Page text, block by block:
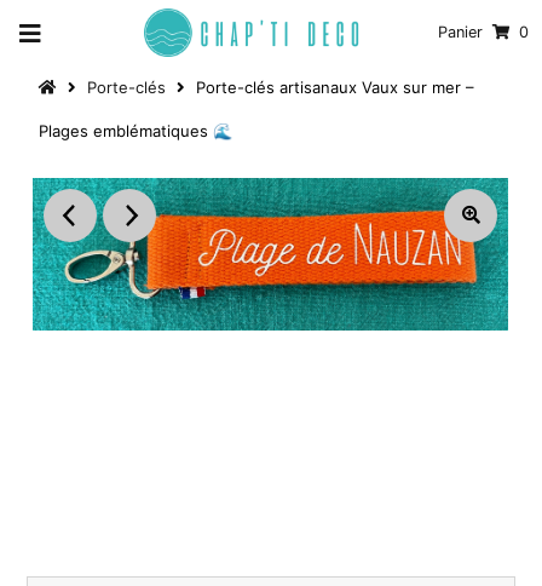
Panier 0
Porte-clés Porte-clés artisanaux Vaux sur mer –
Plages emblématiques 🌊